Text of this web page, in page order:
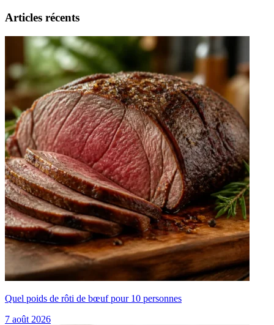
Articles récents
Quel poids de rôti de bœuf pour 10 personnes
7 août 2026